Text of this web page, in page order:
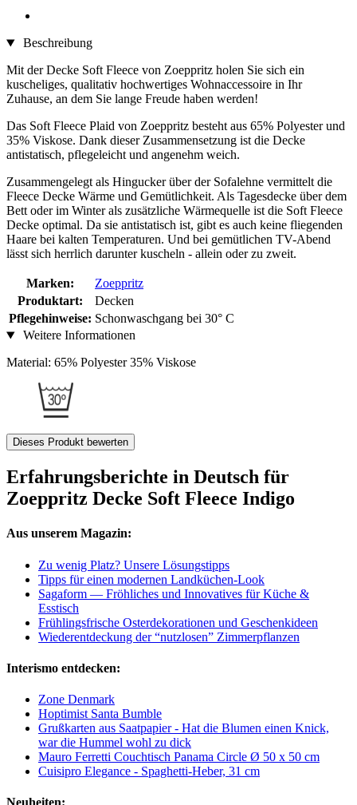
Beschreibung
Mit der Decke Soft Fleece von Zoeppritz holen Sie sich ein
kuscheliges, qualitativ hochwertiges Wohnaccessoire in Ihr
Zuhause, an dem Sie lange Freude haben werden!
Das Soft Fleece Plaid von Zoeppritz besteht aus 65% Polyester und
35% Viskose. Dank dieser Zusammensetzung ist die Decke
antistatisch, pflegeleicht und angenehm weich.
Zusammengelegt als Hingucker über der Sofalehne vermittelt die
Fleece Decke Wärme und Gemütlichkeit. Als Tagesdecke über dem
Bett oder im Winter als zusätzliche Wärmequelle ist die Soft Fleece
Decke optimal. Da sie antistatisch ist, gibt es auch keine fliegenden
Haare bei kalten Temperaturen. Und bei gemütlichen TV-Abend
lässt sich herrlich darunter kuscheln - allein oder zu zweit.
Marken:
Zoeppritz
Produktart:
Decken
Pflegehinweise: Schonwaschgang bei 30° C
Weitere Informationen
Material: 65% Polyester 35% Viskose
Dieses Produkt bewerten
Erfahrungsberichte in Deutsch für
Zoeppritz Decke Soft Fleece Indigo
Aus unserem Magazin:
Zu wenig Platz? Unsere Lösungstipps
Tipps für einen modernen Landküchen-Look
Sagaform — Fröhliches und Innovatives für Küche &
Esstisch
Frühlingsfrische Osterdekorationen und Geschenkideen
Wiederentdeckung der “nutzlosen” Zimmerpflanzen
Interismo entdecken:
Zone Denmark
Hoptimist Santa Bumble
Grußkarten aus Saatpapier - Hat die Blumen einen Knick,
war die Hummel wohl zu dick
Mauro Ferretti Couchtisch Panama Circle Ø 50 x 50 cm
Cuisipro Elegance - Spaghetti-Heber, 31 cm